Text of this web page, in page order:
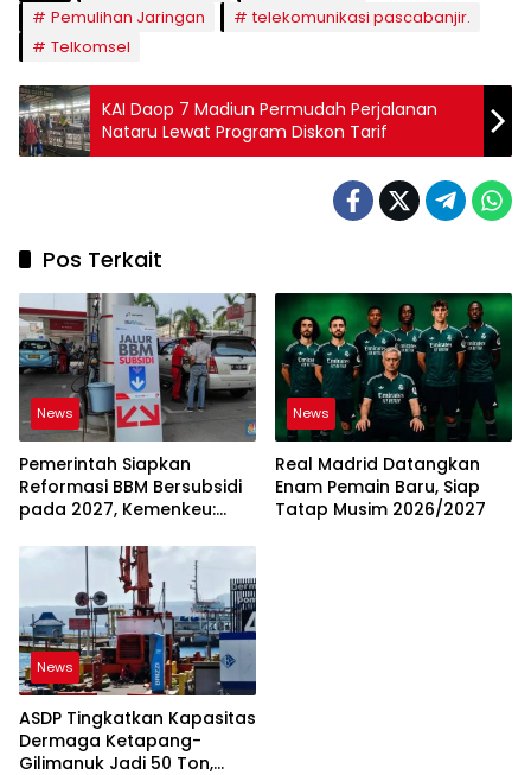
Pemulihan Jaringan
telekomunikasi pascabanjir.
Telkomsel
KAI Daop 7 Madiun Permudah Perjalanan
Nataru Lewat Program Diskon Tarif
Pos Terkait
News
Pemerintah Siapkan
Reformasi BBM Bersubsidi
pada 2027, Kemenkeu:
dan Berkeadilan
News
Real Madrid Datangkan
Enam Pemain Baru, Siap
Tatap Musim 2026/2027
News
ASDP Tingkatkan Kapasitas
Dermaga Ketapang-
Gilimanuk Jadi 50 Ton,